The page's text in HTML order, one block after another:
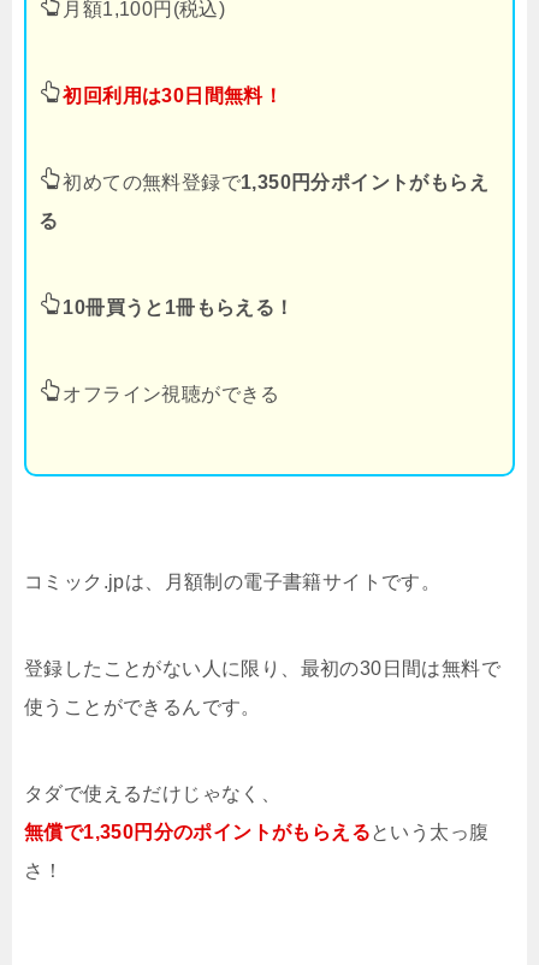
月額1,100円(税込)
初回利用は30日間無料！
初めての無料登録で1,350円分ポイントがもらえ
る
10冊買うと1冊もらえる！
オフライン視聴ができる
コミック.jpは、月額制の電子書籍サイトです。
登録したことがない人に限り、最初の30日間は無料で
使うことができるんです。
タダで使えるだけじゃなく、
無償で1,350円分のポイントがもらえるという太っ腹
さ！